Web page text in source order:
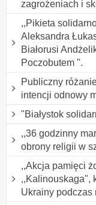
zagrożeniach i
,,Pikieta
Aleksandra
Białorusi
Poczobutem ".
Publiczny
intencji odnowy
"Białystok
,,36 godzinny
obrony religii w
,,Akcja pamięci
,,Kalinouskaga",
Ukrainy podczas